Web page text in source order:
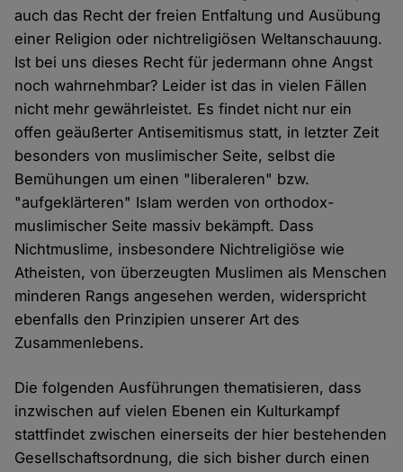
auch das Recht der freien Entfaltung und Ausübung
einer Religion oder nichtreligiösen Weltanschauung.
Ist bei uns dieses Recht für jedermann ohne Angst
noch wahrnehmbar? Leider ist das in vielen Fällen
nicht mehr gewährleistet. Es findet nicht nur ein
offen geäußerter Antisemitismus statt, in letzter Zeit
besonders von muslimischer Seite, selbst die
Bemühungen um einen "liberaleren" bzw.
"aufgeklärteren" Islam werden von orthodox-
muslimischer Seite massiv bekämpft. Dass
Nichtmuslime, insbesondere Nichtreligiöse wie
Atheisten, von überzeugten Muslimen als Menschen
minderen Rangs angesehen werden, widerspricht
ebenfalls den Prinzipien unserer Art des
Zusammenlebens.
Die folgenden Ausführungen thematisieren, dass
inzwischen auf vielen Ebenen ein Kulturkampf
stattfindet zwischen einerseits der hier bestehenden
Gesellschaftsordnung, die sich bisher durch einen